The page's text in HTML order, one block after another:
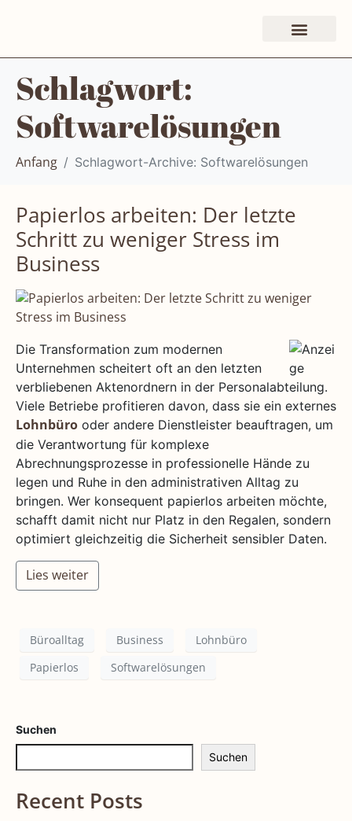
Schlagwort:
Softwarelösungen
Anfang Schlagwort-Archive: Softwarelösungen
Papierlos arbeiten: Der letzte
Schritt zu weniger Stress im
Business
Die Transformation zum modernen
Unternehmen scheitert oft an den letzten
verbliebenen Aktenordnern in der Personalabteilung.
Viele Betriebe profitieren davon, dass sie ein externes
Lohnbüro oder andere Dienstleister beauftragen, um
die Verantwortung für komplexe
Abrechnungsprozesse in professionelle Hände zu
legen und Ruhe in den administrativen Alltag zu
bringen. Wer konsequent papierlos arbeiten möchte,
schafft damit nicht nur Platz in den Regalen, sondern
optimiert gleichzeitig die Sicherheit sensibler Daten.
Lies weiter
Büroalltag Business Lohnbüro
Papierlos Softwarelösungen
Suchen
Suchen
Recent Posts